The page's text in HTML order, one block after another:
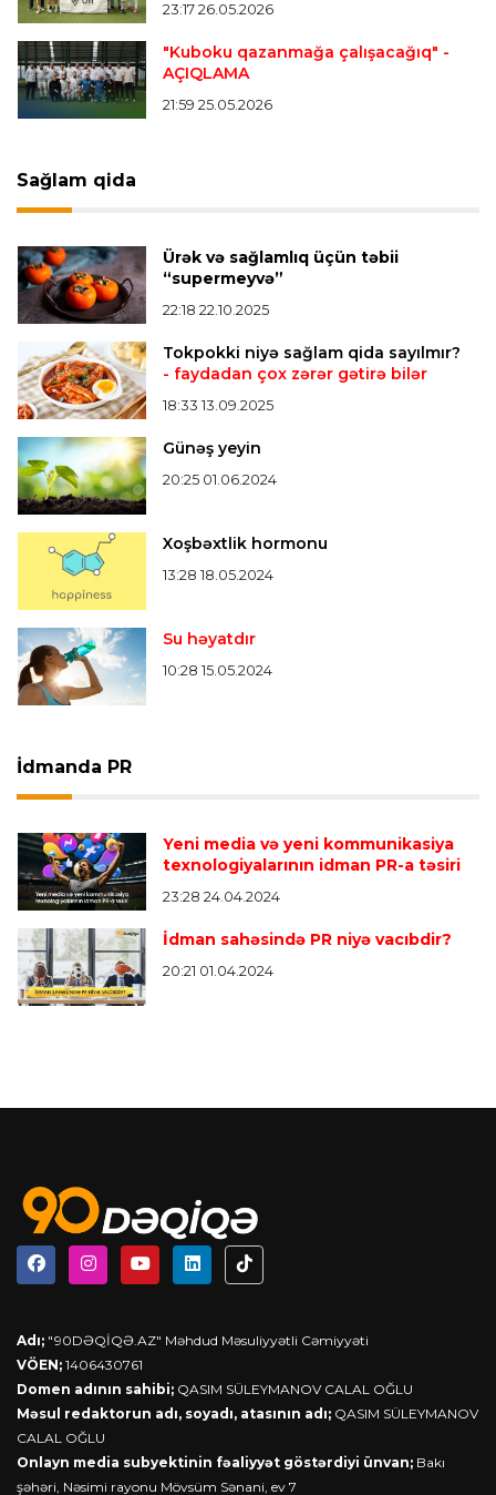
"Mançester Siti" argentinalı qapıçını transfer
edir
Offside 19:46 07.08.2026
bürünc medalın sahibi müəyyənləşdi
Misli Premyer liqa 16:52 07.08.2026
"Zirə" Namik Ələskərovla yollarını ayırdı
Bütün xəbərlər >>>
23:17 26.05.2026
"Kuboku qazanmağa çalışacağıq" -
AÇIQLAMA
21:59 25.05.2026
Sağlam qida
Ürək və sağlamlıq üçün təbii
“supermeyvə”
22:18 22.10.2025
Tokpokki niyə sağlam qida sayılmır?
- faydadan çox zərər gətirə bilər
18:33 13.09.2025
Günəş yeyin
20:25 01.06.2024
Xoşbəxtlik hormonu
13:28 18.05.2024
Su həyatdır
10:28 15.05.2024
İdmanda PR
Yeni media və yeni kommunikasiya
texnologiyalarının idman PR-a təsiri
23:28 24.04.2024
İdman sahəsində PR niyə vacıbdir?
20:21 01.04.2024
Adı; "90DƏQİQƏ.AZ" Məhdud Məsuliyyətli Cəmiyyəti
VÖEN; 1406430761
Domen adının sahibi; QASIM SÜLEYMANOV CALAL OĞLU
Məsul redaktorun adı, soyadı, atasının adı; QASIM SÜLEYMANOV
CALAL OĞLU
Onlayn media subyektinin fəaliyyət göstərdiyi ünvan; Bakı
şəhəri, Nəsimi rayonu Mövsüm Sənani, ev 7